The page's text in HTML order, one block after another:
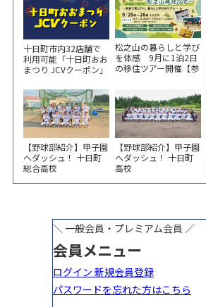
十日町市内32店舗で
利用可能「十日町おお
まつり JCVクーポン」
い！
松之山の暮らしと学び
を体感 9月に1泊2日
の移住ツアー開催【参
【野球部紹介】甲子園
へダッシュ！ 十日町
総合高校
【野球部紹介】甲子園
へダッシュ！ 十日町
高校